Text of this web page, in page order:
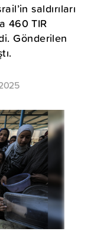
saldırıları
460 TIR
Gönderilen